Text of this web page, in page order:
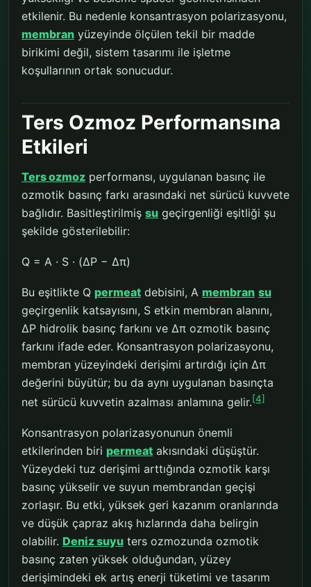
etkilenir. Bu nedenle konsantrasyon polarizasyonu,
membran yüzeyinde ölçülen tekil bir madde
birikimi değil, sistem tasarımı ile işletme
koşullarının ortak sonucudur.
Ters Ozmoz Performansına
Etkileri
Ters ozmoz performansı, uygulanan basınç ile
ozmotik basınç farkı arasındaki net sürücü kuvvete
bağlıdır. Basitleştirilmiş su geçirgenliği eşitliği şu
şekilde gösterilebilir:
Q = A · S · (ΔP − Δπ)
Bu eşitlikte Q permeat debisini, A membran su
geçirgenlik katsayısını, S etkin membran alanını,
ΔP hidrolik basınç farkını ve Δπ ozmotik basınç
farkını ifade eder. Konsantrasyon polarizasyonu,
membran yüzeyindeki derişimi artırdığı için Δπ
değerini büyütür; bu da aynı uygulanan basınçta
net sürücü kuvvetin azalması anlamına gelir.[4]
Konsantrasyon polarizasyonunun önemli
etkilerinden biri permeat akısındaki düşüştür.
Yüzeydeki tuz derişimi arttığında ozmotik karşı
basınç yükselir ve suyun membrandan geçişi
zorlaşır. Bu etki, yüksek geri kazanım oranlarında
ve düşük çapraz akış hızlarında daha belirgin
olabilir. Deniz suyu ters ozmozunda ozmotik
basınç zaten yüksek olduğundan, yüzey
derişimindeki ek artış enerji tüketimi ve tasarım